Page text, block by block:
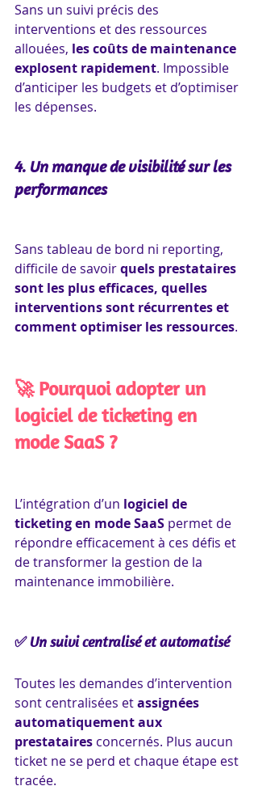
Sans un suivi précis des
interventions et des ressources
allouées, les coûts de maintenance
explosent rapidement. Impossible
d’anticiper les budgets et d’optimiser
les dépenses.
4. Un manque de visibilité sur les
performances
Sans tableau de bord ni reporting,
difficile de savoir quels prestataires
sont les plus efficaces, quelles
interventions sont récurrentes et
comment optimiser les ressources.
🚀 Pourquoi adopter un
logiciel de ticketing en
mode SaaS ?
L’intégration d’un logiciel de
ticketing en mode SaaS permet de
répondre efficacement à ces défis et
de transformer la gestion de la
maintenance immobilière.
✅ Un suivi centralisé et automatisé
Toutes les demandes d’intervention
sont centralisées et assignées
automatiquement aux
prestataires concernés. Plus aucun
ticket ne se perd et chaque étape est
tracée.